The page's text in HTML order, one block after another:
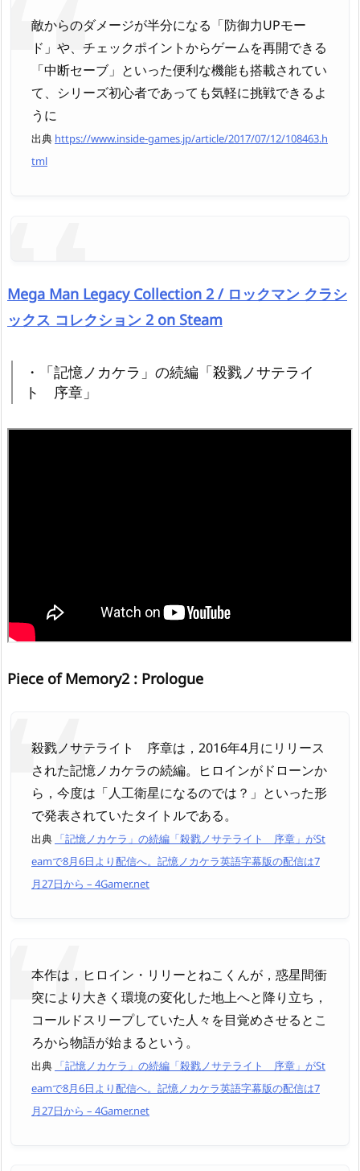
敵からのダメージが半分になる「防御力UPモー
ド」や、チェックポイントからゲームを再開できる
「中断セーブ」といった便利な機能も搭載されてい
て、シリーズ初心者であっても気軽に挑戦できるよ
うに
出典 https://www.inside-games.jp/article/2017/07/12/108463.h
tml
Mega Man Legacy Collection 2 / ロックマン クラシ
ックス コレクション 2 on Steam
・「記憶ノカケラ」の続編「殺戮ノサテライ
ト 序章」
Piece of Memory2 : Prologue
殺戮ノサテライト 序章は，2016年4月にリリース
された記憶ノカケラの続編。ヒロインがドローンか
ら，今度は「人工衛星になるのでは？」といった形
で発表されていたタイトルである。
出典 「記憶ノカケラ」の続編「殺戮ノサテライト 序章」がSt
eamで8月6日より配信へ。記憶ノカケラ英語字幕版の配信は7
月27日から – 4Gamer.net
本作は，ヒロイン・リリーとねこくんが，惑星間衝
突により大きく環境の変化した地上へと降り立ち，
コールドスリープしていた人々を目覚めさせるとこ
ろから物語が始まるという。
出典 「記憶ノカケラ」の続編「殺戮ノサテライト 序章」がSt
eamで8月6日より配信へ。記憶ノカケラ英語字幕版の配信は7
月27日から – 4Gamer.net